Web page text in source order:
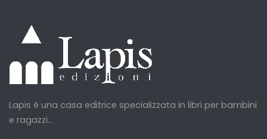
Lapis è una casa editrice specializzata in libri per bambini
e ragazzi...